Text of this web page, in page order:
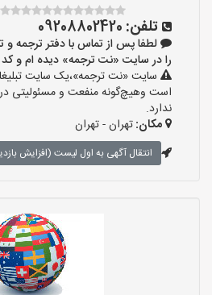
تلفن: 09208802420
لطفا پس از تماس با دفتر ترجمه و
را در سایت «نت ترجمه» دیده ام و کد «مرکز-9» را
سایت «نت ترجمه»،یک سایت
است وهیچ‌گونه منفعت و مسئولیتی در
ندارد.
مکان:تهران - تهران
انتقال آگهی به اول لیست (افزایش